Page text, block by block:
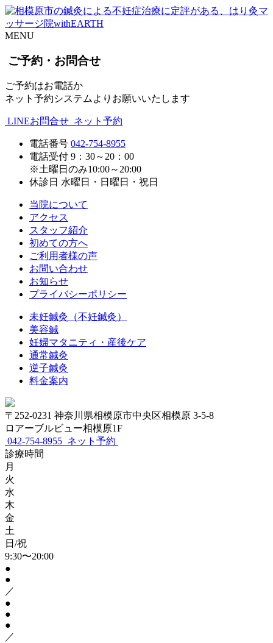
MENU
ご予約・お問合せ
ご予約はお電話か
ネット予約システムよりお願いいたします
LINEお問合せ ネット予約
電話番号 042-754-8955
電話受付 9：30～20：00
※土曜日のみ10:00～20:00
休診日 水曜日・日曜日・祝日
当院について
アクセス
スタッフ紹介
初めての方へ
ご利用者様の声
お問い合わせ
お知らせ
プライバシーポリシー
未妊鍼灸（不妊鍼灸）
美容鍼
妊婦マタニティ・産後ケア
通常鍼灸
逆子鍼灸
料金案内
〒252-0231 神奈川県相模原市中央区相模原 3-5-8
ロアーブルビュー相模原1F
042-754-8955 ネット予約
診療時間
月
火
水
木
金
土
日/祝
9:30〜20:00
●
●
／
●
●
●
／